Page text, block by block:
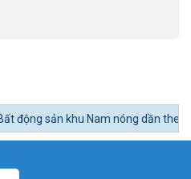
nóng dần theo lộ trình lên quận